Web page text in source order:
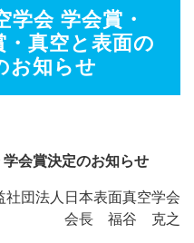
会 学会賞・
真空と表面の
お知らせ
会賞決定のお知らせ
社団法人日本表面真空学会
会長 福谷 克之